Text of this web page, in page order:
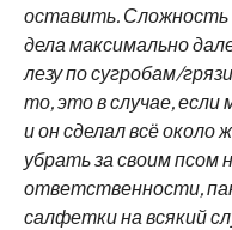
оставить. Сложность
дела максимально
лезу по сугробам/
то, это в случае, если
и он сделал всё
убрать за своим псом
ответственности,
салфетки на всякий